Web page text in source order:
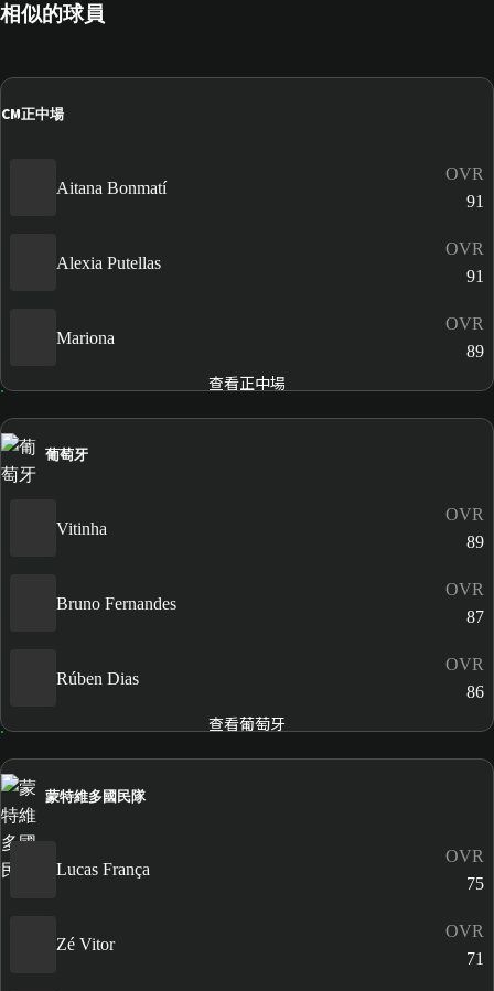
相似的球員
CM正中場
Aitana Bonmatí
OVR
91
Alexia Putellas
OVR
91
Mariona
OVR
89
查看正中場
葡萄牙
Vitinha
OVR
89
Bruno Fernandes
OVR
87
Rúben Dias
OVR
86
查看葡萄牙
蒙特維多國民隊
Lucas França
OVR
75
Zé Vitor
OVR
71